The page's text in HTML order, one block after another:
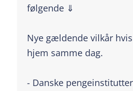
følgende ⇓
Nye gældende vilkår
hjem samme dag.
- Danske